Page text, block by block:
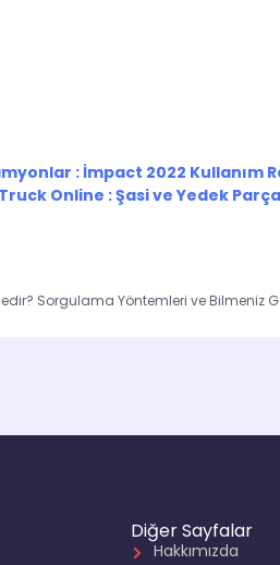
: İmpact 2022 Kullanım
Online : Şasi ve Yedek
Diğer Sayfalar
Hakkımızda